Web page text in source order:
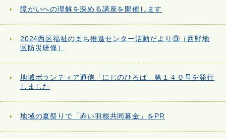
障がいへの理解を深める講座を開催します
2024西区福祉のまち推進センター活動だより⑨（西野地
区防災研修）
地域ボランティア通信「にじのひろば」第１４０号を発行
しました
地域の夏祭りで「赤い羽根共同募金」をPR